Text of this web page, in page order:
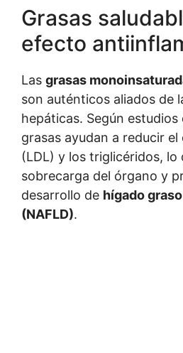
Grasas
efecto
Las grasas
son auténticos aliados de
hepáticas. Según
grasas ayudan a reducir
(LDL) y los triglicéridos, lo
sobrecarga del órgano y
desarrollo de hígado
(NAFLD).